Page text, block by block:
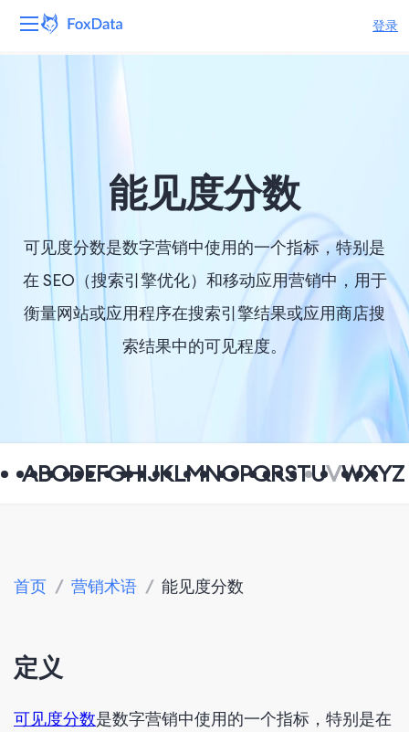
登录
解决方案
公司
能见度分数
可见度分数是数字营销中使用的一个指标，特别是
在 SEO（搜索引擎优化）和移动应用营销中，用于
衡量网站或应用程序在搜索引擎结果或应用商店搜
索结果中的可见程度。
ABCDEFGHIJKLMNOPQRSTUVWXYZ
首页 / 营销术语 / 能见度分数
定义
可见度分数是数字营销中使用的一个指标，特别是在